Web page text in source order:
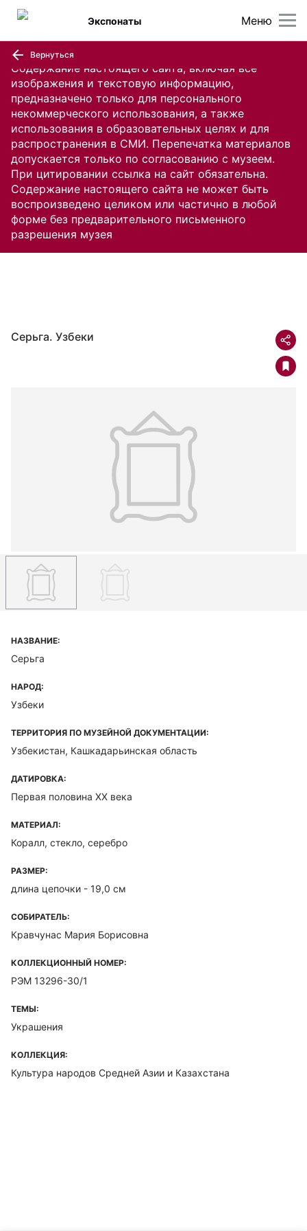
Содержание настоящего сайта, включая все
изображения и текстовую информацию,
предназначено только для персонального
некоммерческого использования, а также
использования в образовательных целях и для
распространения в СМИ. Перепечатка материалов
допускается только по согласованию с музеем.
При цитировании ссылка на сайт обязательна.
Содержание настоящего сайта не может быть
воспроизведено целиком или частично в любой
форме без предварительного письменного
разрешения музея
Меню
Экспонаты
Вернуться
Серьга. Узбеки
НАЗВАНИЕ:
Серьга
НАРОД:
Узбеки
ТЕРРИТОРИЯ ПО МУЗЕЙНОЙ ДОКУМЕНТАЦИИ:
Узбекистан, Кашкадарьинская область
ДАТИРОВКА:
Первая половина XX века
МАТЕРИАЛ:
Коралл, стекло, серебро
РАЗМЕР:
длина цепочки - 19,0 см
СОБИРАТЕЛЬ:
Кравчунас Мария Борисовна
КОЛЛЕКЦИОННЫЙ НОМЕР:
РЭМ 13296-30/1
ТЕМЫ:
Украшения
КОЛЛЕКЦИЯ:
Культура народов Средней Азии и Казахстана